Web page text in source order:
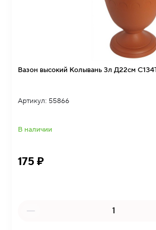
Вазон высокий Колывань 3л Д22см
Артикул: 55866
В наличии
175 ₽